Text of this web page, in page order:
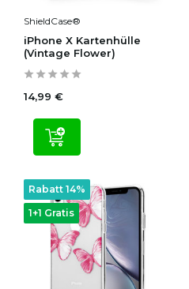
ShieldCase®
iPhone X Kartenhülle
(Vintage Flower)
14,99 €
1+1 Gratis
Rabatt 14%